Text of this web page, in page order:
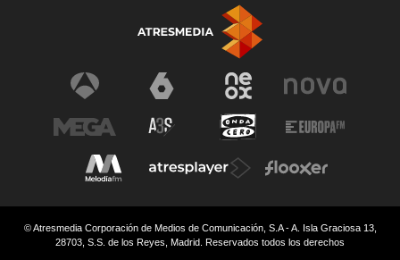
© Atresmedia Corporación de Medios de Comunicación, S.A - A. Isla Graciosa 13,
28703, S.S. de los Reyes, Madrid. Reservados todos los derechos